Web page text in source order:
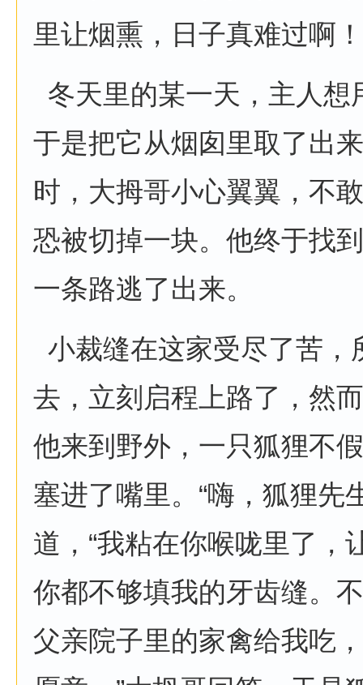
里让烟熏，日子真难过啊！
冬天里的某一天，主人想
于是把它从烟囱里取了出
时，大拇哥小心翼翼，不
恐被切掉一块。他终于找
一条路逃了出来。
小裁缝在这家受尽了苦，
去，立刻启程上路了，然
他来到野外，一只狐狸不
塞进了嘴里。“嗨，狐狸先
道，“我粘在你喉咙里了，
你都不够填我的牙齿缝。
父亲院子里的家禽给我吃